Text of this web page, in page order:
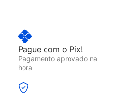
Pague com o Pix!
Pagamento aprovado na
hora